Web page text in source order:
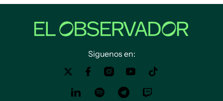
Siguenos en: